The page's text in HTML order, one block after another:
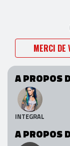
MERCI DE
A PROPOS
INTEGRAL
A PROPOS